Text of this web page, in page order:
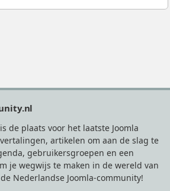
de plaats voor het laatste Joomla
artikelen om aan de slag te
gebruikersgroepen en een
je wegwijs te maken in de wereld van
Nederlandse Joomla-community!